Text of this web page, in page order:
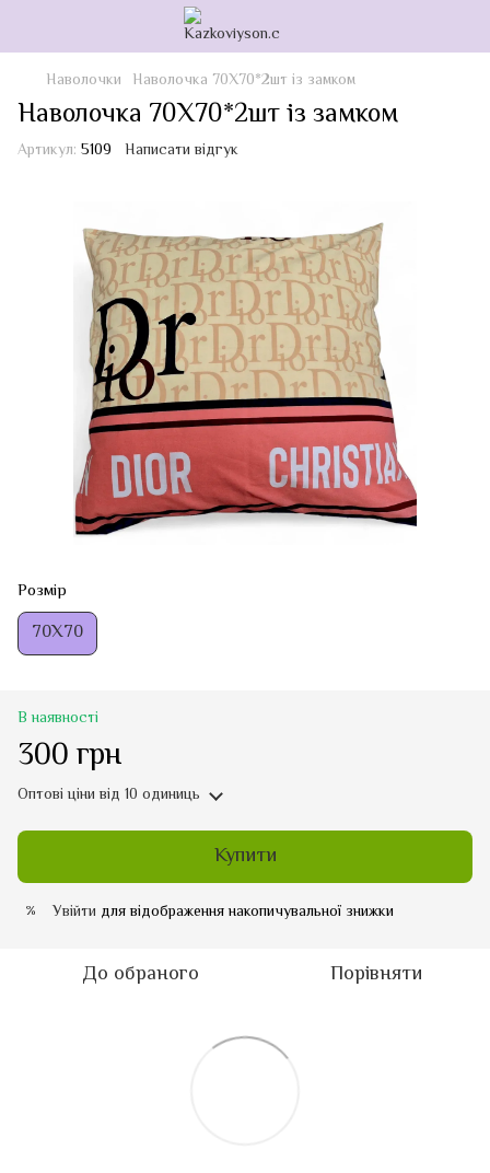
Наволочки Наволочка 70Х70*2шт із замком
Наволочка 70Х70*2шт із замком
Артикул: 5109 Написати відгук
Розмір
70Х70
В наявності
300 грн
Оптові ціни від 10 одиниць
Купити
% Увійти для відображення накопичувальної знижки
До обраного Порівняти